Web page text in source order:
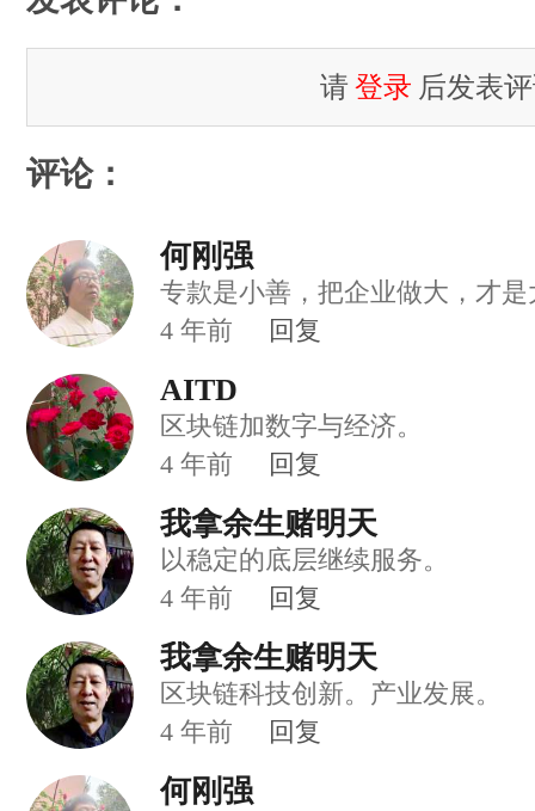
请 登录 后发表
评论：
何刚强
专款是小善，把企业做大，才是
4 年前 回复
AITD
区块链加数字与经济。
4 年前 回复
我拿余生赌明天
以稳定的底层继续服务。
4 年前 回复
我拿余生赌明天
区块链科技创新。产业发展。
4 年前 回复
何刚强